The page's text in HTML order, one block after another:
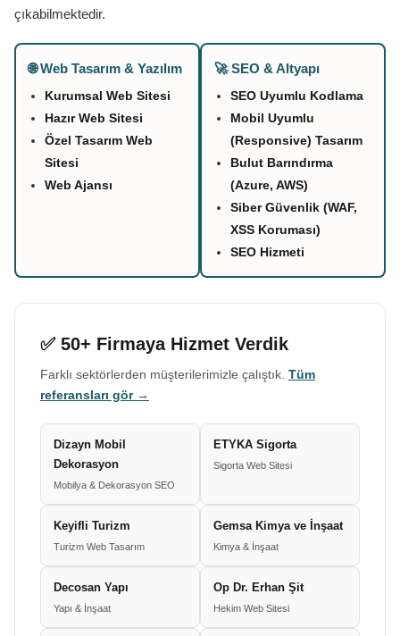
çıkabilmektedir.
🌐 Web Tasarım & Yazılım
Kurumsal Web Sitesi
Hazır Web Sitesi
Özel Tasarım Web
Sitesi
Web Ajansı
🚀 SEO & Altyapı
SEO Uyumlu Kodlama
Mobil Uyumlu
(Responsive) Tasarım
Bulut Barındırma
(Azure, AWS)
Siber Güvenlik (WAF,
XSS Koruması)
SEO Hizmeti
✅ 50+ Firmaya Hizmet Verdik
Farklı sektörlerden müşterilerimizle çalıştık. Tüm
referansları gör →
Dizayn Mobil
Dekorasyon
Mobilya & Dekorasyon SEO
ETYKA Sigorta
Sigorta Web Sitesi
Keyifli Turizm
Turizm Web Tasarım
Gemsa Kimya ve İnşaat
Kimya & İnşaat
Decosan Yapı
Yapı & İnşaat
Op Dr. Erhan Şit
Hekim Web Sitesi